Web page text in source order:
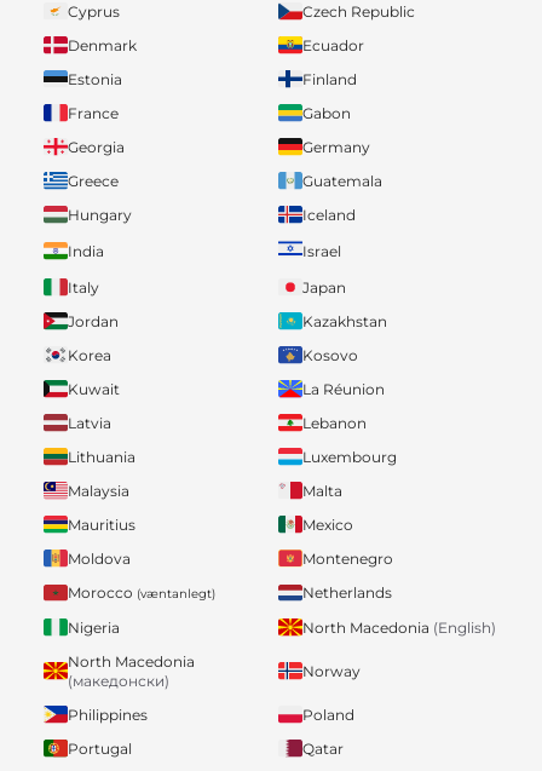
Cyprus
Czech Republic
Denmark
Ecuador
Estonia
Finland
France
Gabon
Georgia
Germany
Greece
Guatemala
Hungary
Iceland
India
Israel
Italy
Japan
Jordan
Kazakhstan
Korea
Kosovo
Kuwait
La Réunion
Latvia
Lebanon
Lithuania
Luxembourg
Malaysia
Malta
Mauritius
Mexico
Moldova
Montenegro
Morocco (væntanlegt)
Netherlands
Nigeria
North Macedonia (English)
North Macedonia
(македонски)
Norway
Philippines
Poland
Portugal
Qatar